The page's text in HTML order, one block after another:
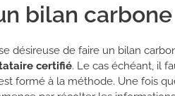
bilan carbone
désireuse de faire un bilan
certifié. Le cas échéant, il
formé à la méthode. Une fois